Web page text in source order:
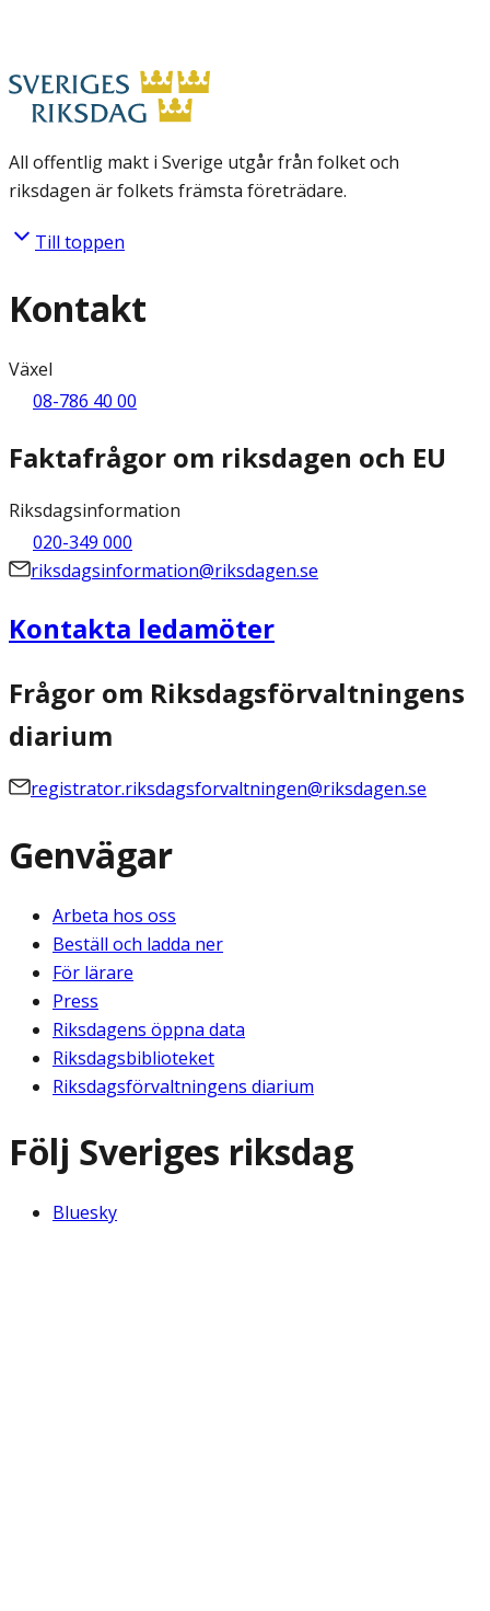
All offentlig makt i Sverige utgår från folket och
riksdagen är folkets främsta företrädare.
Till toppen
Kontakt
Växel
08-786 40 00
Faktafrågor om riksdagen och EU
Riksdagsinformation
020-349 000
riksdagsinformation@riksdagen.se
Kontakta ledamöter
Frågor om Riksdagsförvaltningens
diarium
registrator.riksdagsforvaltningen@riksdagen.se
Genvägar
Arbeta hos oss
Beställ och ladda ner
För lärare
Press
Riksdagens öppna data
Riksdagsbiblioteket
Riksdagsförvaltningens diarium
Följ Sveriges riksdag
Bluesky